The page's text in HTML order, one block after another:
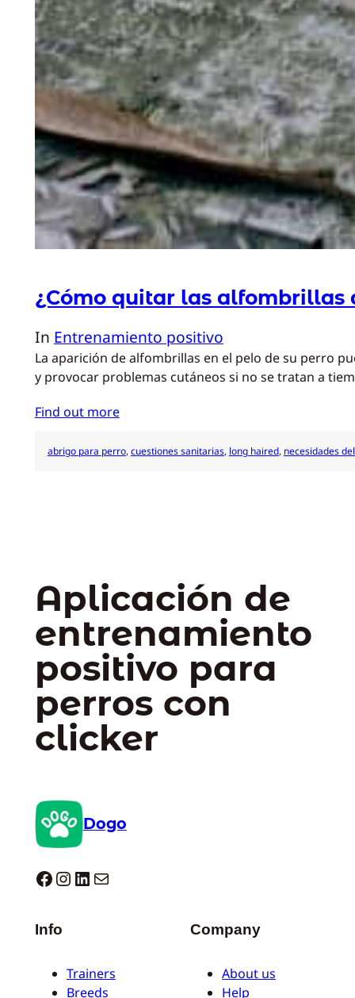
¿Cómo quitar las alfombrillas
In Entrenamiento positivo
La aparición de alfombrillas en el pelo de su perro
y provocar problemas cutáneos si no se tratan a
Find out more
abrigo para perro, cuestiones sanitarias, long haired, necesidades
Aplicación de
entrenamiento
positivo para
perros con
clicker
Dogo
Dogo facebook InstagramLinkedIn Correo electrónico
Info
Trainers
Breeds
Company
About us
Help